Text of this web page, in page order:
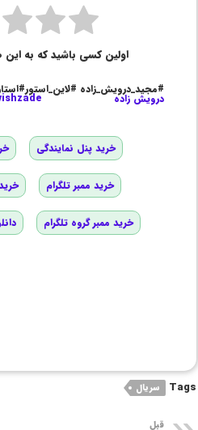
اولین کسی باشید که به
#مجید_درویش_زاده
درویش زاده
خرید پنل نمایندگی
خرید ممبر تلگرام
خرید ممبر گروه تلگرام
Tags سریال
قبل